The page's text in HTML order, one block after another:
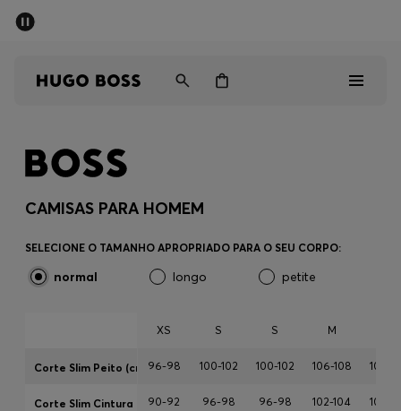
Saldos
Crianças
Descubra
CAMISAS PARA HOMEM
SELECIONE O TAMANHO APROPRIADO PARA O SEU CORPO:
normal longo petite
XS S S M
96-98 100-102 100-102 106-108 106-
90-92 96-98 96-98 102-104 102-
Corte Slim Peito (cm)
Corte Slim Cintura (cm)